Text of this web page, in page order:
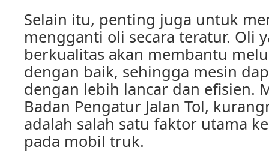
Selain itu, penting juga untuk
mengganti oli secara teratur. Oli
berkualitas akan membantu
dengan baik, sehingga mesin
dengan lebih lancar dan efisien.
Badan Pengatur Jalan Tol,
adalah salah satu faktor utama
pada mobil truk.